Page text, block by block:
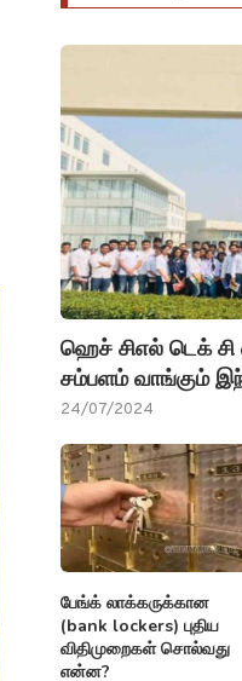
ஹெச் சிஎல் டெக் சி
சம்பளம் வாங்கும்
24/07/2024
பேங்க் லாக்கருக்கான
(bank lockers) புதிய
விதிமுறைகள் சொல்வது
என்ன?